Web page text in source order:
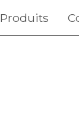
Produits